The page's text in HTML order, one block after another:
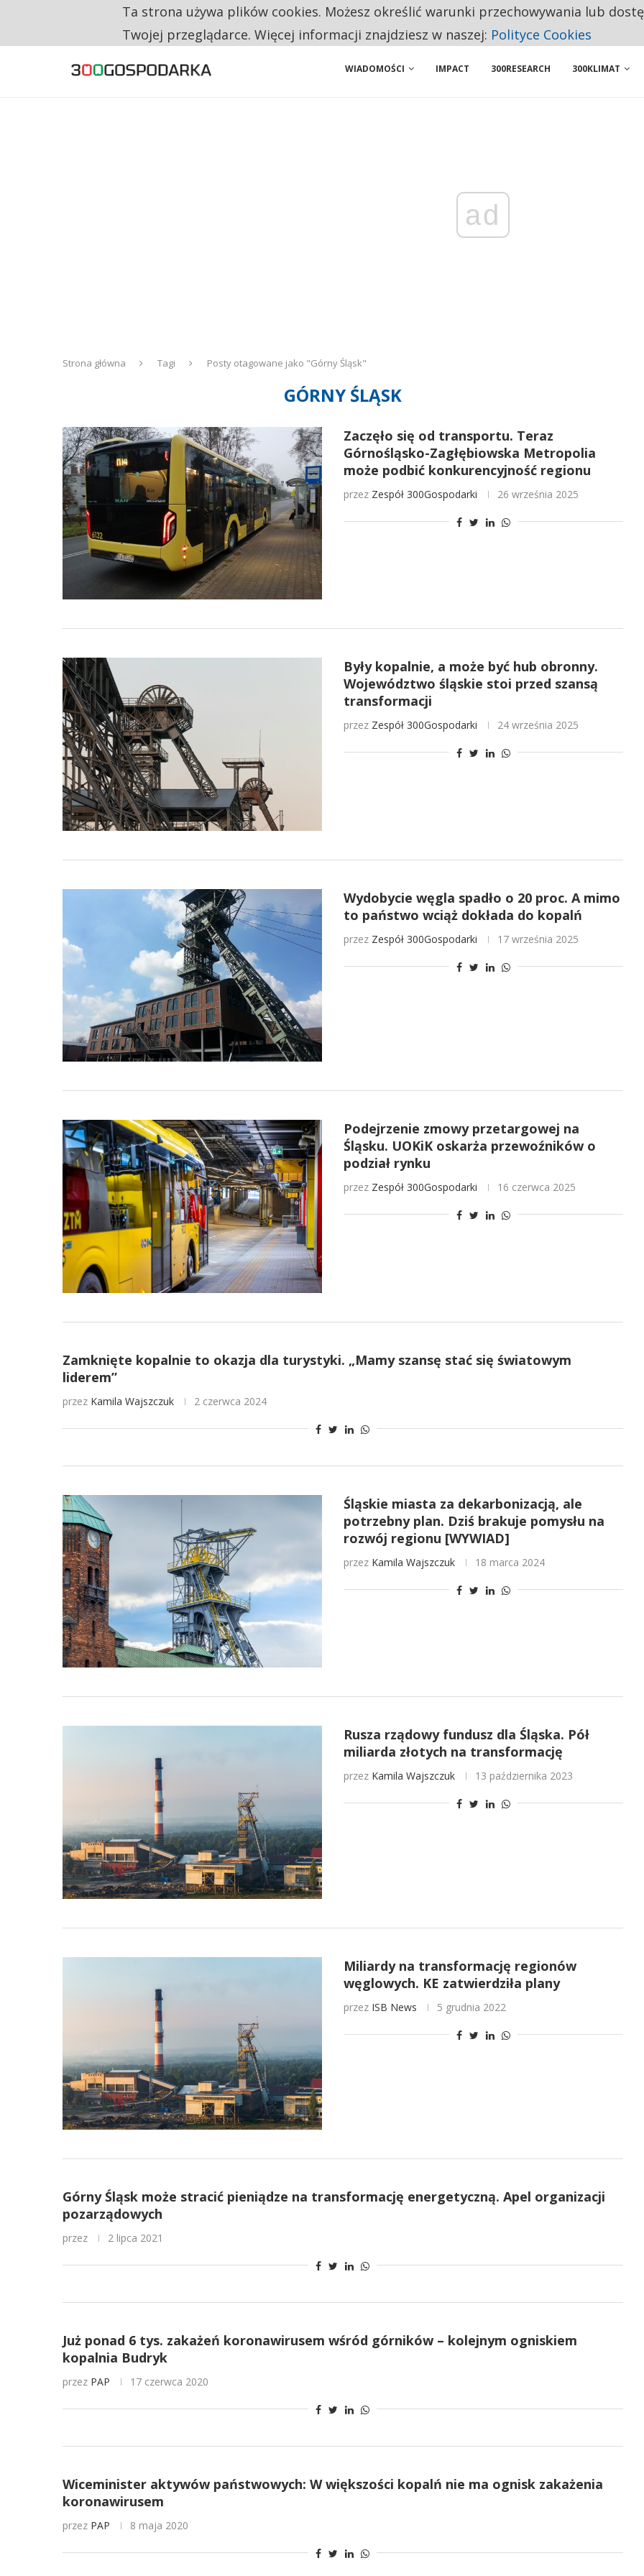
TRZECH NA CZTERECH PONOWNIE ZAŁOŻYŁOBY WŁASNĄ FIRMĘ. INNYM JUŻ TAK ŁATWO JEJ NIE POLECAJĄ
WIADOMOŚCI
IMPACT 300RESEARCH 300KLIMAT
ad
Strona główna Tagi Posty otagowane jako "Górny Śląsk"
GÓRNY ŚLĄSK
Zaczęło się od transportu. Teraz
Górnośląsko-Zagłębiowska Metropolia
może podbić konkurencyjność regionu
przez Zespół 300Gospodarki 26 września 2025
Były kopalnie, a może być hub obronny.
Województwo śląskie stoi przed szansą
transformacji
przez Zespół 300Gospodarki 24 września 2025
Wydobycie węgla spadło o 20 proc. A mimo
to państwo wciąż dokłada do kopalń
przez Zespół 300Gospodarki 17 września 2025
Podejrzenie zmowy przetargowej na
Śląsku. UOKiK oskarża przewoźników o
podział rynku
przez Zespół 300Gospodarki 16 czerwca 2025
Zamknięte kopalnie to okazja dla turystyki. „Mamy szansę stać się światowym
liderem”
przez Kamila Wajszczuk 2 czerwca 2024
Śląskie miasta za dekarbonizacją, ale
potrzebny plan. Dziś brakuje pomysłu na
rozwój regionu [WYWIAD]
przez Kamila Wajszczuk 18 marca 2024
Rusza rządowy fundusz dla Śląska. Pół
miliarda złotych na transformację
przez Kamila Wajszczuk 13 października 2023
Miliardy na transformację regionów
węglowych. KE zatwierdziła plany
przez ISB News 5 grudnia 2022
Górny Śląsk może stracić pieniądze na transformację energetyczną. Apel organizacji
pozarządowych
przez 2 lipca 2021
Już ponad 6 tys. zakażeń koronawirusem wśród górników – kolejnym ogniskiem
kopalnia Budryk
przez PAP 17 czerwca 2020
Wiceminister aktywów państwowych: W większości kopalń nie ma ognisk zakażenia
koronawirusem
przez PAP 8 maja 2020
Ta strona używa plików cookies. Możesz określić warunki przechowywania lub
Twojej przeglądarce. Więcej informacji znajdziesz w naszej: Polityce Cookies